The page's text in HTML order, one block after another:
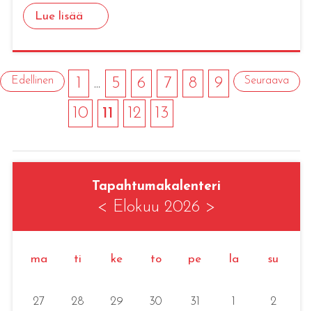
Lue lisää
Edellinen ... 5 6 7 8
9
10
11 12 13
Seuraava
Tapahtumakalenteri
< Elokuu 2026 >
ma ti ke to pe la su
27 28 29 30 31 2